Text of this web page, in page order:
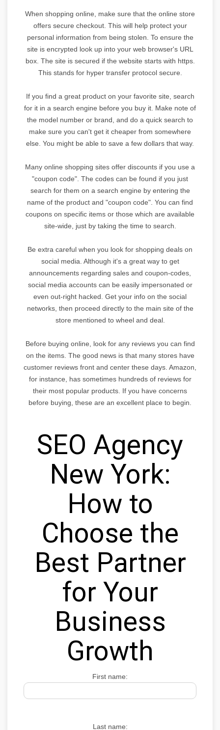
When shopping online, make sure that the online store
offers secure checkout. This will help protect your
personal information from being stolen. To ensure the
site is encrypted look up into your web browser's URL
box. The site is secured if the website starts with https.
This stands for hyper transfer protocol secure.
If you find a great product on your favorite site, search
for it in a search engine before you buy it. Make note of
the model number or brand, and do a quick search to
make sure you can't get it cheaper from somewhere
else. You might be able to save a few dollars that way.
Many online shopping sites offer discounts if you use a
"coupon code". The codes can be found if you just
search for them on a search engine by entering the
name of the product and "coupon code". You can find
coupons on specific items or those which are available
site-wide, just by taking the time to search.
Be extra careful when you look for shopping deals on
social media. Although it's a great way to get
announcements regarding sales and coupon-codes,
social media accounts can be easily impersonated or
even out-right hacked. Get your info on the social
networks, then proceed directly to the main site of the
store mentioned to wheel and deal.
Before buying online, look for any reviews you can find
on the items. The good news is that many stores have
customer reviews front and center these days. Amazon,
for instance, has sometimes hundreds of reviews for
their most popular products. If you have concerns
before buying, these are an excellent place to begin.
SEO Agency
New York:
How to
Choose the
Best Partner
for Your
Business
Growth
First name:
Last name: